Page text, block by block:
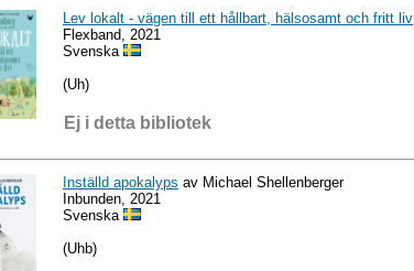
Lev lokalt - vägen till ett hållbart, hälsosamt och fritt liv
Flexband, 2021
Svenska
(Uh)
Ej i detta bibliotek
Inställd apokalyps av Michael Shellenberger
Inbunden, 2021
Svenska
(Uhb)